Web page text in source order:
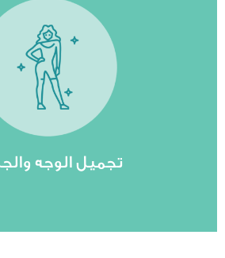
تجميل الوجه والجسم
والتقنيات والخبرات في عيادات عمليات
تجميل الوجه والجسم في الوطن العربي
مشاهدة المزيد